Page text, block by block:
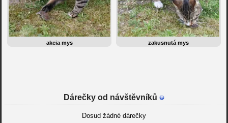
akcia mys zakusnutá mys
Dárečky od návštěvníků
Dosud žádné dárečky